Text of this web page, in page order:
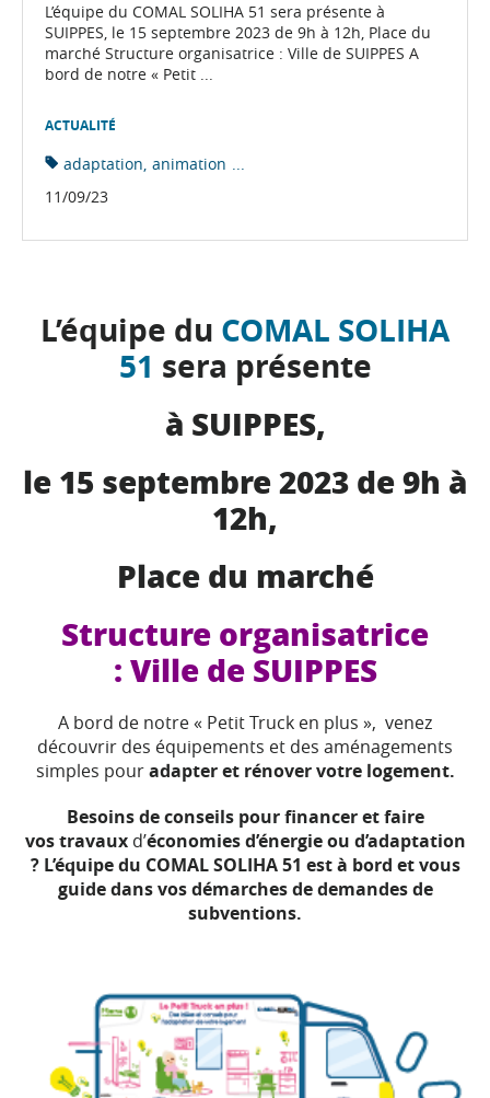
L’équipe du COMAL SOLIHA 51 sera présente à
SUIPPES, le 15 septembre 2023 de 9h à 12h, Place du
marché Structure organisatrice : Ville de SUIPPES A
bord de notre « Petit ...
ACTUALITÉ
adaptation animation ...
11/09/23
L’équipe du COMAL SOLIHA
51 sera présente
à SUIPPES,
le 15 septembre 2023 de 9h à
12h,
Place du marché
Structure organisatrice
: Ville de SUIPPES
A bord de notre « Petit Truck en plus », venez
découvrir des équipements et des aménagements
simples pouradapter et rénover votre logement.
Besoins de conseils pour financer et faire
vos travauxd’économies d’énergie ou d’adaptation
? L’équipe du COMAL SOLIHA 51 est à bord et vous
guide dans vos démarches de demandes de
subventions.